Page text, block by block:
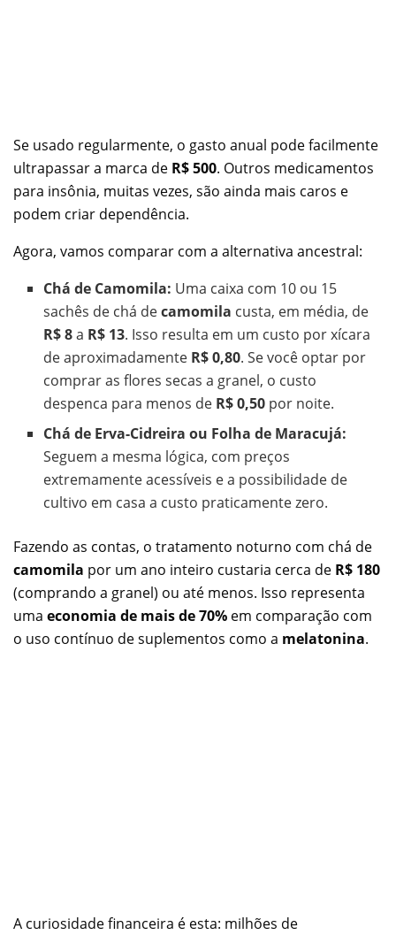
Se usado regularmente, o gasto anual pode facilmente
ultrapassar a marca de R$ 500. Outros medicamentos
para insônia, muitas vezes, são ainda mais caros e
podem criar dependência.
Agora, vamos comparar com a alternativa ancestral:
Chá de Camomila: Uma caixa com 10 ou 15
sachês de chá decamomila custa, em média, de
R$ 8a R$ 13. Isso resulta em um custo por xícara
de aproximadamente R$ 0,80. Se você optar por
comprar as flores secas a granel, o custo
despenca para menos de R$ 0,50 por noite.
Chá de Erva-Cidreira ou Folha de Maracujá:
Seguem a mesma lógica, com preços
extremamente acessíveis e a possibilidade de
cultivo em casa a custo praticamente zero.
Fazendo as contas, o tratamento noturno com chá de
camomila por um ano inteiro custaria cerca de R$ 180
(comprando a granel) ou até menos. Isso representa
uma economia de mais de 70% em comparação com
o uso contínuo de suplementos como a melatonina.
A curiosidade financeira é esta: milhões de